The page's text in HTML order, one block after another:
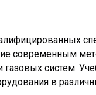
современным
газовых систем.
в